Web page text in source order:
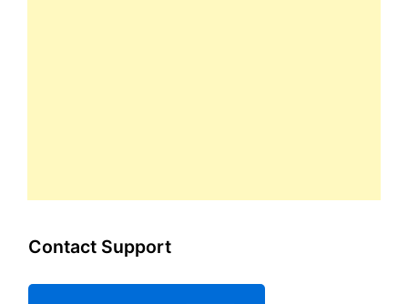
Contact Support